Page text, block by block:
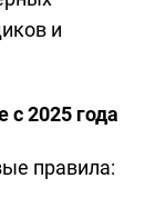
и
с 2025 года
правила: